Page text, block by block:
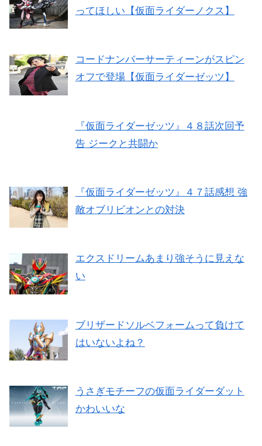
ってほしい【仮面ライダーノクス】
コードナンバーサーティーンがスピン
オフで登場【仮面ライダーゼッツ】
『仮面ライダーゼッツ』４８話次回予
告 ジークと共闘か
『仮面ライダーゼッツ』４７話感想 強
敵オブリビオンとの対決
エクスドリームあまり強そうに見えな
い
ブリザードソルベフォームって負けて
はいないよね？
うさぎモチーフの仮面ライダーダット
かわいいな